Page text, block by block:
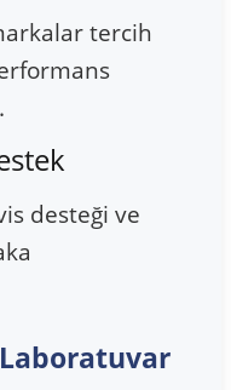
tercih
desteği ve
Laboratuvar